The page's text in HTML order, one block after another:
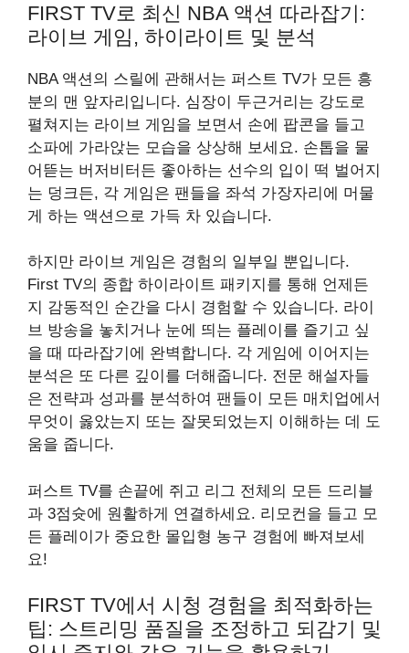
FIRST TV로 최신 NBA 액션 따라잡기:
라이브 게임, 하이라이트 및 분석
NBA 액션의 스릴에 관해서는 퍼스트 TV가 모든 흥
분의 맨 앞자리입니다. 심장이 두근거리는 강도로
펼쳐지는 라이브 게임을 보면서 손에 팝콘을 들고
소파에 가라앉는 모습을 상상해 보세요. 손톱을 물
어뜯는 버저비터든 좋아하는 선수의 입이 떡 벌어지
는 덩크든, 각 게임은 팬들을 좌석 가장자리에 머물
게 하는 액션으로 가득 차 있습니다.
하지만 라이브 게임은 경험의 일부일 뿐입니다.
First TV의 종합 하이라이트 패키지를 통해 언제든
지 감동적인 순간을 다시 경험할 수 있습니다. 라이
브 방송을 놓치거나 눈에 띄는 플레이를 즐기고 싶
을 때 따라잡기에 완벽합니다. 각 게임에 이어지는
분석은 또 다른 깊이를 더해줍니다. 전문 해설자들
은 전략과 성과를 분석하여 팬들이 모든 매치업에서
무엇이 옳았는지 또는 잘못되었는지 이해하는 데 도
움을 줍니다.
퍼스트 TV를 손끝에 쥐고 리그 전체의 모든 드리블
과 3점슛에 원활하게 연결하세요. 리모컨을 들고 모
든 플레이가 중요한 몰입형 농구 경험에 빠져보세
요!
FIRST TV에서 시청 경험을 최적화하는
팁: 스트리밍 품질을 조정하고 되감기 및